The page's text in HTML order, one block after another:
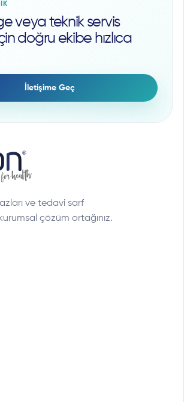
veya teknik servis
doğru ekibe hızlıca
İletişime Geç
ve tedavi sarf
çözüm ortağınız.